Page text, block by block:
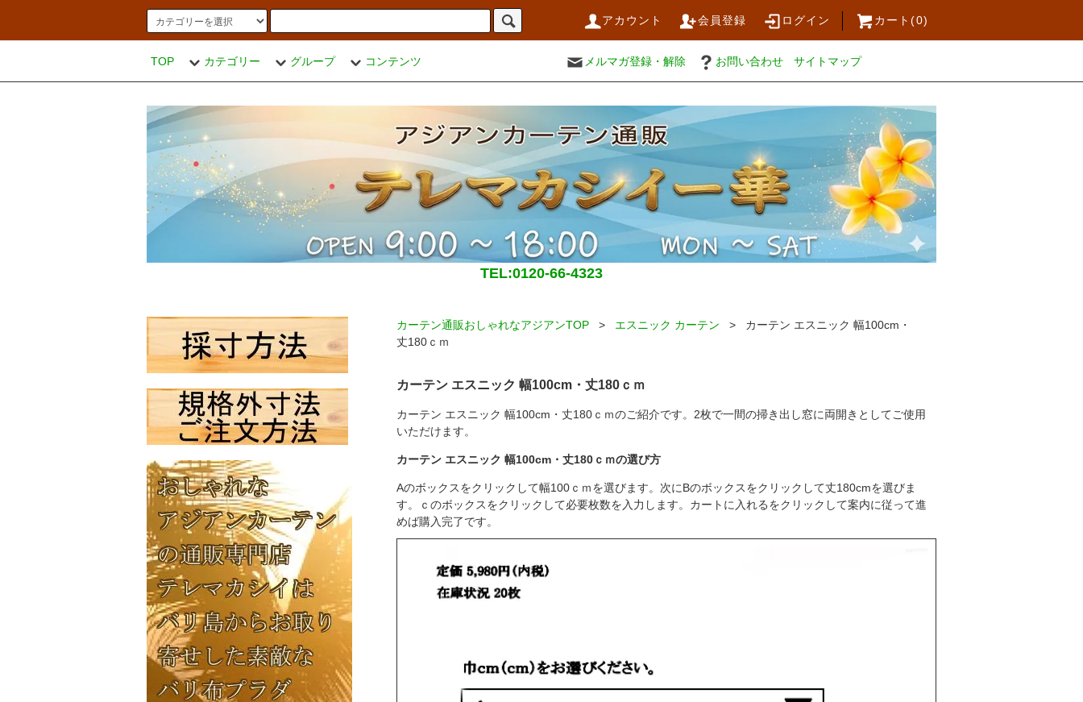
アカウント 会員登録 ログイン カート(0)
TOP カテゴリー グループ コンテンツ メルマガ登録・解除 お問い合わせ サイトマップ
TEL:0120-66-4323
カーテン通販おしゃれなアジアンTOP > エスニック カーテン > カーテン エスニック 幅100cm・
丈180ｃｍ
カーテン エスニック 幅100cm・丈180ｃｍ
カーテン エスニック 幅100cm・丈180ｃｍのご紹介です。2枚で一間の掃き出し窓に両開きとしてご使用
いただけます。
カーテン エスニック 幅100cm・丈180ｃｍの選び方
Aのボックスをクリックして幅100ｃｍを選びます。次にBのボックスをクリックして丈180cmを選びま
す。ｃのボックスをクリックして必要枚数を入力します。カートに入れるをクリックして案内に従って進
めば購入完了です。